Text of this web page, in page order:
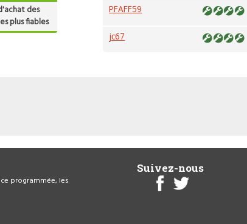
des
plus fiables
PFAFF59
jc67
programmée, les
Suivez-nous